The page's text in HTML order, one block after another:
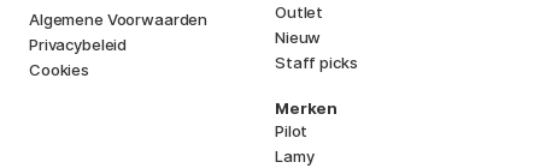
Algemene Voorwaarden
Privacybeleid
Cookies
Outlet
Nieuw
Staff picks
Merken
Pilot
Lamy